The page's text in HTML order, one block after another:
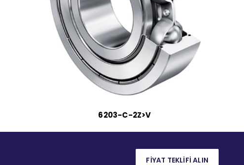
6203-C-2Z>V
FİYAT TEKLİFİ ALIN